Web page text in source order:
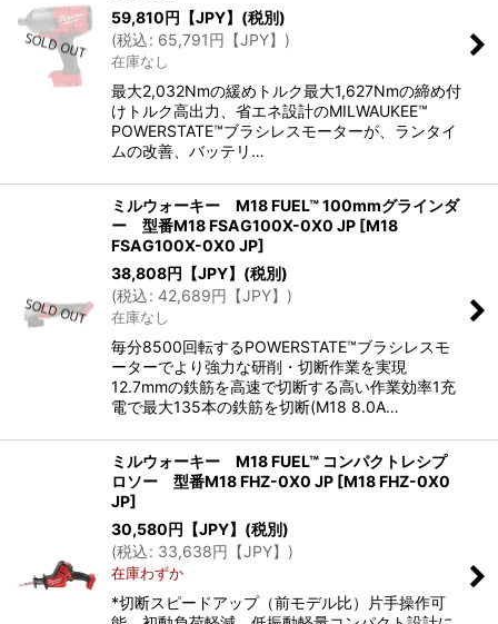
59,810円【JPY】 (税別)
(税込: 65,791円【JPY】 )
在庫なし
最大2,032Nmの緩めトルク最大1,627Nmの締め付
けトルク高出力、省エネ設計のMILWAUKEE™
POWERSTATE™ブラシレスモーターが、ランタイ
ムの改善、バッテリ…
ミルウォーキー M18 FUEL™ 100mmグラインダ
ー 型番M18 FSAG100X-0X0 JP [M18
FSAG100X-0X0 JP]
38,808円【JPY】 (税別)
(税込: 42,689円【JPY】 )
在庫なし
毎分8500回転するPOWERSTATE™ブラシレスモ
ーターでより強力な研削・切断作業を実現
12.7mmの鉄筋を高速で切断する高い作業効率1充
電で最大135本の鉄筋を切断(M18 8.0A…
ミルウォーキー M18 FUEL™ コンパクトレシプ
ロソー 型番M18 FHZ-0X0 JP [M18 FHZ-0X0
JP]
30,580円【JPY】 (税別)
(税込: 33,638円【JPY】 )
在庫わずか
*切断スピードアップ（前モデル比）片手操作可